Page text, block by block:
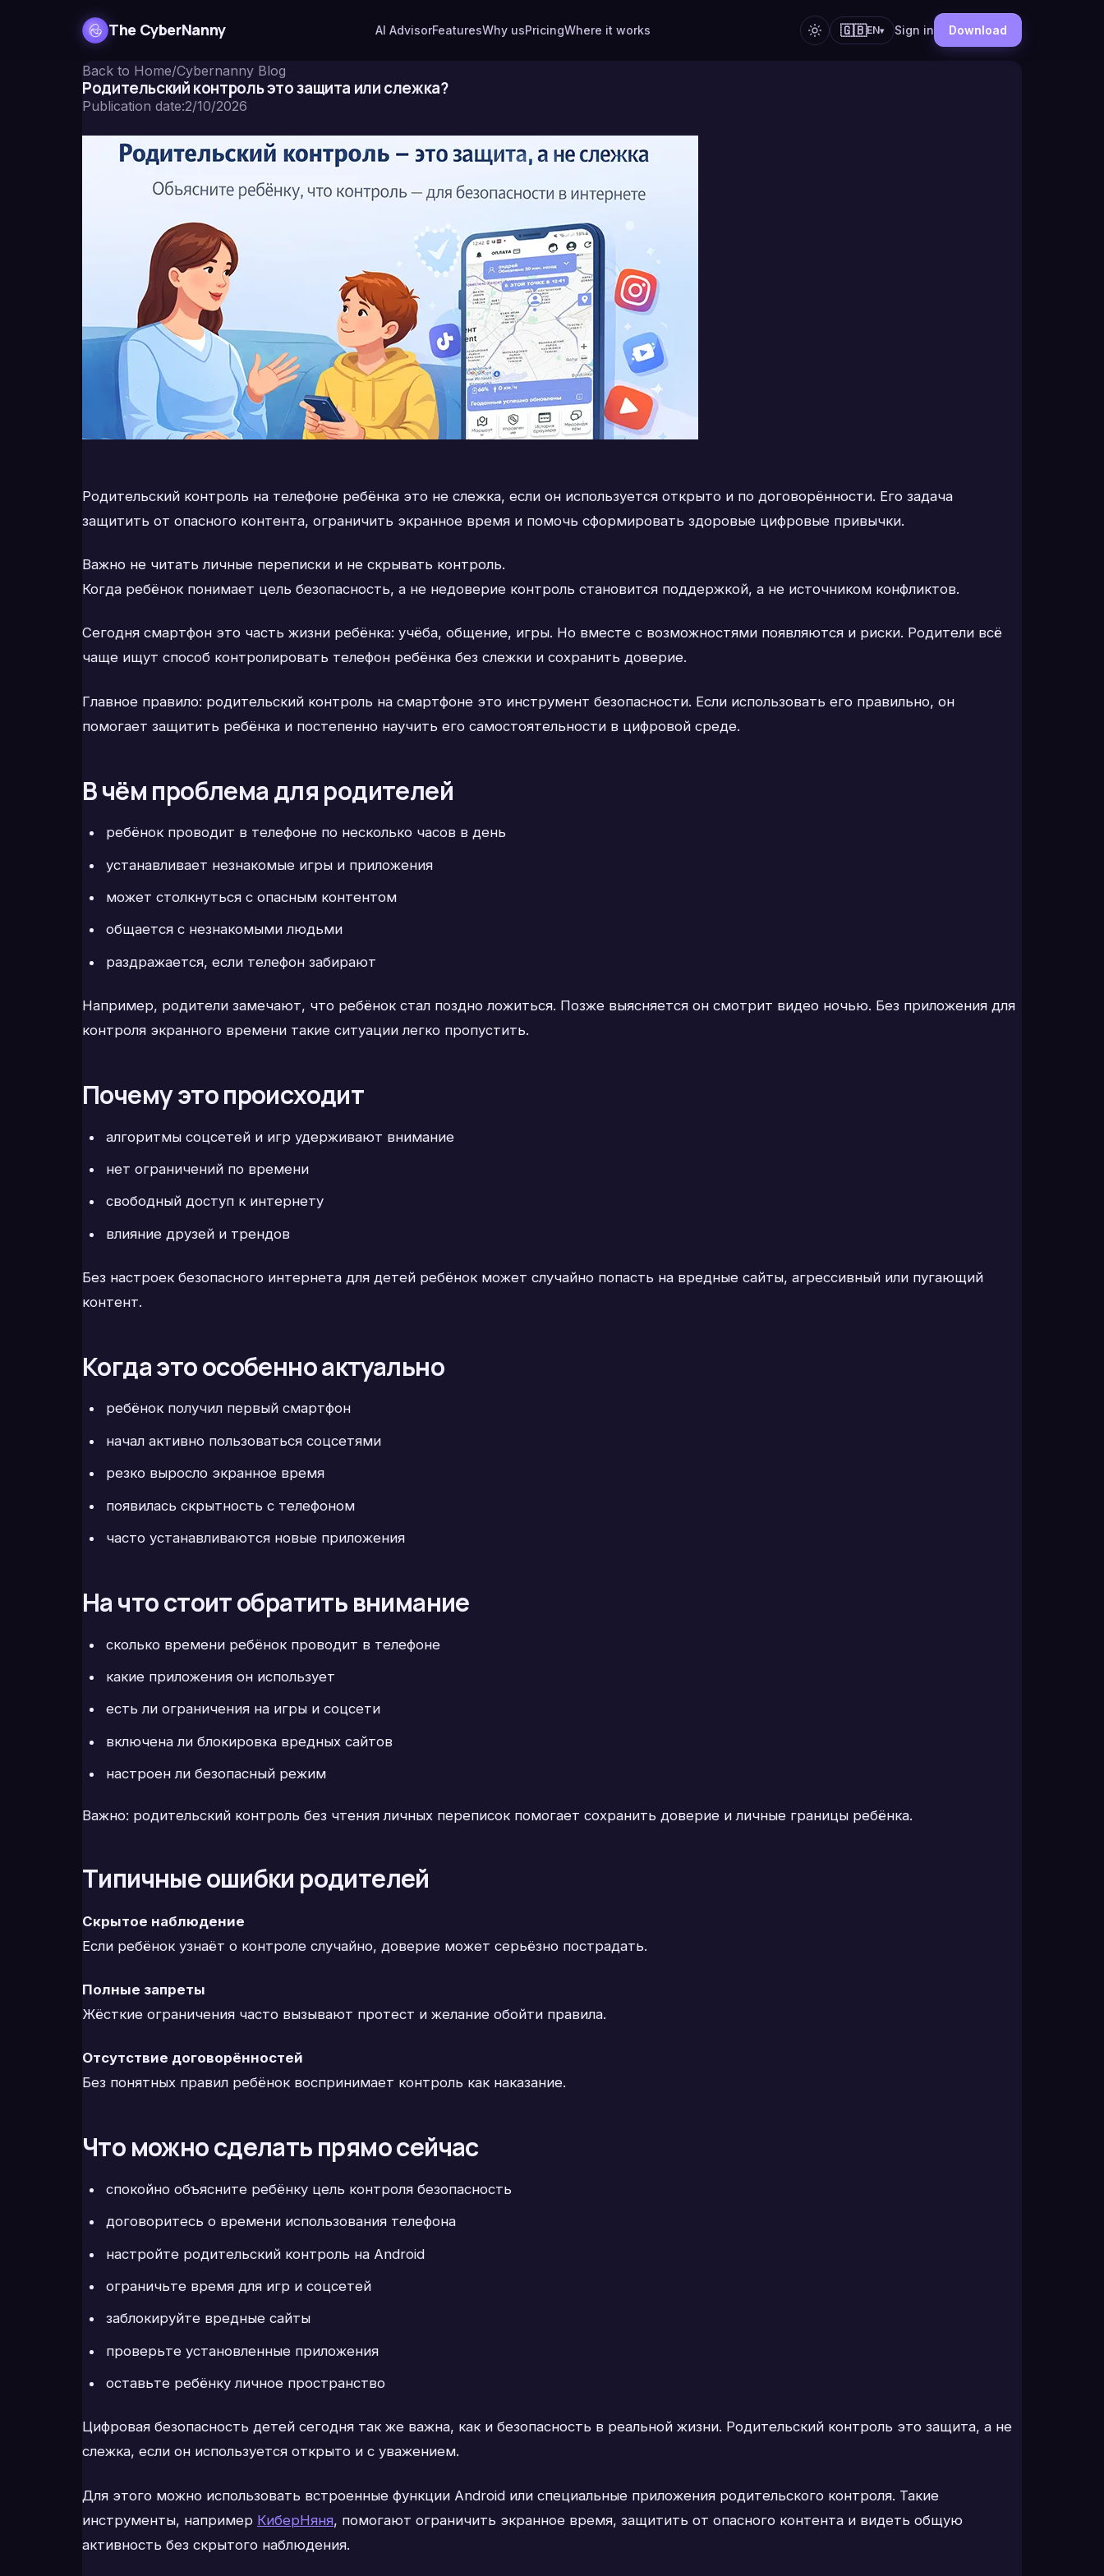
The CyberNanny AI AdvisorFeaturesWhy usPricingWhere it works 🇬🇧EN▾ Sign in Download
Back to Home/Cybernanny Blog
Родительский контроль это защита или слежка?
Publication date:2/10/2026
Родительский контроль на телефоне ребёнка это не слежка, если он используется открыто и по договорённости. Его задача
защитить от опасного контента, ограничить экранное время и помочь сформировать здоровые цифровые привычки.
Важно не читать личные переписки и не скрывать контроль.
Когда ребёнок понимает цель безопасность, а не недоверие контроль становится поддержкой, а не источником конфликтов.
Сегодня смартфон это часть жизни ребёнка: учёба, общение, игры. Но вместе с возможностями появляются и риски. Родители всё
чаще ищут способ контролировать телефон ребёнка без слежки и сохранить доверие.
Главное правило: родительский контроль на смартфоне это инструмент безопасности. Если использовать его правильно, он
помогает защитить ребёнка и постепенно научить его самостоятельности в цифровой среде.
В чём проблема для родителей
ребёнок проводит в телефоне по несколько часов в день
устанавливает незнакомые игры и приложения
может столкнуться с опасным контентом
общается с незнакомыми людьми
раздражается, если телефон забирают
Например, родители замечают, что ребёнок стал поздно ложиться. Позже выясняется он смотрит видео ночью. Без приложения для
контроля экранного времени такие ситуации легко пропустить.
Почему это происходит
алгоритмы соцсетей и игр удерживают внимание
нет ограничений по времени
свободный доступ к интернету
влияние друзей и трендов
Без настроек безопасного интернета для детей ребёнок может случайно попасть на вредные сайты, агрессивный или пугающий
контент.
Когда это особенно актуально
ребёнок получил первый смартфон
начал активно пользоваться соцсетями
резко выросло экранное время
появилась скрытность с телефоном
часто устанавливаются новые приложения
На что стоит обратить внимание
сколько времени ребёнок проводит в телефоне
какие приложения он использует
есть ли ограничения на игры и соцсети
включена ли блокировка вредных сайтов
настроен ли безопасный режим
Важно: родительский контроль без чтения личных переписок помогает сохранить доверие и личные границы ребёнка.
Типичные ошибки родителей
Скрытое наблюдение
Если ребёнок узнаёт о контроле случайно, доверие может серьёзно пострадать.
Полные запреты
Жёсткие ограничения часто вызывают протест и желание обойти правила.
Отсутствие договорённостей
Без понятных правил ребёнок воспринимает контроль как наказание.
Что можно сделать прямо сейчас
спокойно объясните ребёнку цель контроля безопасность
договоритесь о времени использования телефона
настройте родительский контроль на Android
ограничьте время для игр и соцсетей
заблокируйте вредные сайты
проверьте установленные приложения
оставьте ребёнку личное пространство
Цифровая безопасность детей сегодня так же важна, как и безопасность в реальной жизни. Родительский контроль это защита, а не
слежка, если он используется открыто и с уважением.
Для этого можно использовать встроенные функции Android или специальные приложения родительского контроля. Такие
инструменты, например КиберНяня, помогают ограничить экранное время, защитить от опасного контента и видеть общую
активность без скрытого наблюдения.